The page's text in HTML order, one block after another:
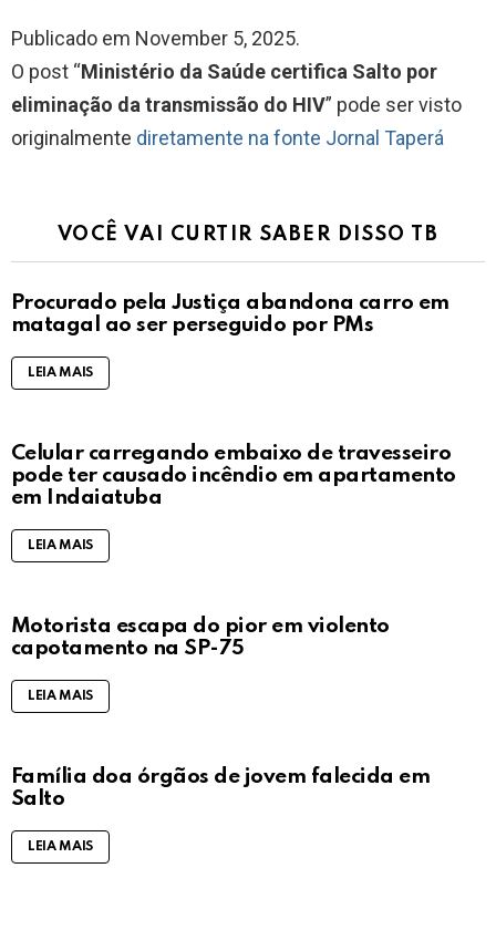
Publicado em November 5, 2025.
O post “Ministério da Saúde certifica Salto por
eliminação da transmissão do HIV” pode ser visto
originalmente diretamente na fonte Jornal Taperá
VOCÊ VAI CURTIR SABER DISSO TB
Procurado pela Justiça abandona carro em
matagal ao ser perseguido por PMs
LEIA MAIS
Celular carregando embaixo de travesseiro
pode ter causado incêndio em apartamento
em Indaiatuba
LEIA MAIS
Motorista escapa do pior em violento
capotamento na SP-75
LEIA MAIS
Família doa órgãos de jovem falecida em
Salto
LEIA MAIS